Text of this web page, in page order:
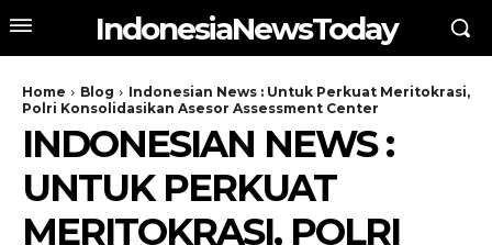
IndonesiaNewsToday
Home Blog
Indonesian News : Untuk Perkuat Meritokrasi,
Polri Konsolidasikan Asesor Assessment Center
INDONESIAN NEWS :
UNTUK PERKUAT
MERITOKRASI, POLRI